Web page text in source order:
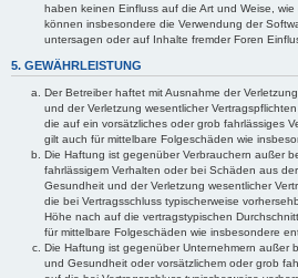
haben keinen Einfluss auf die Art und Weise,
können insbesondere die Verwendung der
untersagen oder auf Inhalte fremder Foren
5. GEWÄHRLEISTUNG
Der Betreiber haftet mit Ausnahme der
und der Verletzung wesentlicher
die auf ein vorsätzliches oder grob fahrlässiges
gilt auch für mittelbare Folgeschäden wie
Die Haftung ist gegenüber Verbrauchern außer
fahrlässigem Verhalten oder bei Schäden aus
Gesundheit und der Verletzung wesentlicher
die bei Vertragsschluss typischerweise
Höhe nach auf die vertragstypischen
für mittelbare Folgeschäden wie insbesondere
Die Haftung ist gegenüber Unternehmern außer
und Gesundheit oder vorsätzlichem oder grob